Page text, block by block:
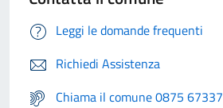
Leggi le domande frequenti
Richiedi Assistenza
Chiama il comune 0875 67337